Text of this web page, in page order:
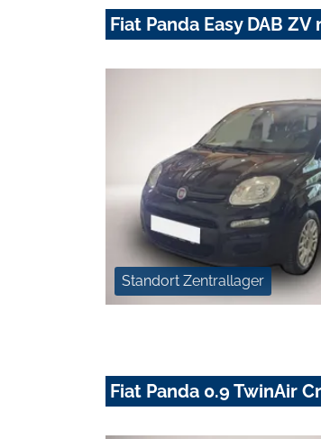
Fiat Panda Easy DAB
Standort Zentrallager
Fiat Panda 0.9 TwinAir